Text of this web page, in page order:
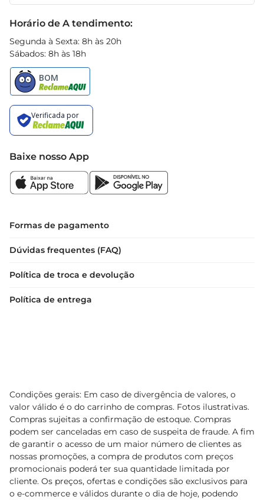
Horário de A tendimento:
Segunda à Sexta: 8h às 20h
Sábados: 8h às 18h
Baixe nosso App
Formas de pagamento
Dúvidas frequentes (FAQ)
Política de troca e devolução
Política de entrega
Condições gerais: Em caso de divergência de valores, o
valor válido é o do carrinho de compras. Fotos ilustrativas.
Compras sujeitas a confirmação de estoque. Compras
podem ser canceladas em caso de suspeita de fraude. A fim
de garantir o acesso de um maior número de clientes as
nossas promoções, a compra de produtos com preços
promocionais poderá ter sua quantidade limitada por
cliente. Os preços, ofertas e condições são exclusivos para
o e-commerce e válidos durante o dia de hoje, podendo